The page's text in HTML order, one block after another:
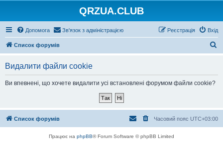
QRZUA.CLUB
Допомога Зв'язок з адміністрацією Вхід
Реєстрація
Список форумів
Видалити файли cookie
Ви впевнені, що хочете видалити усі встановлені форумом файли cookie?
Список форумів Часовий пояс UTC+03:00
Працює на phpBB® Forum Software © phpBB Limited